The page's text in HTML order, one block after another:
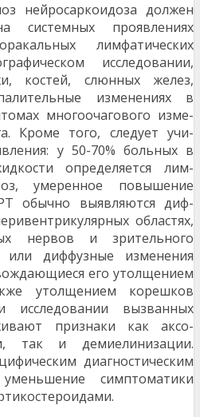
нейросаркоидоза должен
системных проявле­ниях
лимфатиче­ских
исследова­нии,
костей, слюнных желез,
изменениях в
многоочагового изме­
Кроме того, следует учи­
у 50-70% больных в
определяется лим­
умеренное повышение
обычно выявляются диф­
обла­стях,
нервов и зрительного
или диффузные изменения
его утолще­нием
утолщением кореш­ков
исследовании вызванных
признаки как аксо­
так и демиелинизации.
диагностиче­ским
симптома­тики